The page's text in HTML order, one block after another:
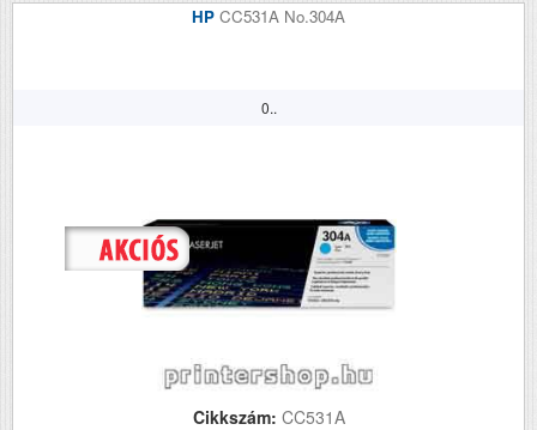
HP CC531A No.304A
0..
Cikkszám: CC531A